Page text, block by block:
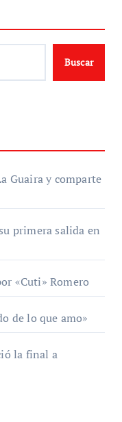
Buscar
Guaira y comparte
primera salida en
«Cuti» Romero
de lo que amo»
la final a